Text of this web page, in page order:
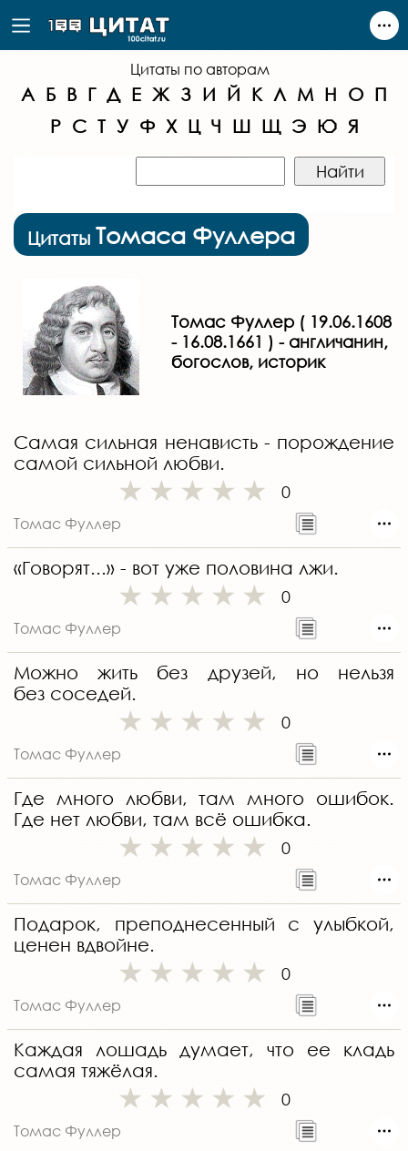
Цитаты по авторам
А Б В Г Д Е Ж З И Й К Л М Н О П
Р С Т У Ф Х Ц Ч Ш Щ Э Ю Я
Цитаты Томаса Фуллера
Томас Фуллер ( 19.06.1608
- 16.08.1661 ) - англичанин,
богослов, историк
Самая сильная ненависть - порождение
самой сильной любви.
0
Томас Фуллер
«Говорят...» - вот уже половина лжи.
0
Томас Фуллер
Можно жить без друзей, но нельзя
без соседей.
0
Томас Фуллер
Где много любви, там много ошибок.
Где нет любви, там всё ошибка.
0
Томас Фуллер
Подарок, преподнесенный с улыбкой,
ценен вдвойне.
0
Томас Фуллер
Каждая лошадь думает, что ее кладь
самая тяжёлая.
0
Томас Фуллер